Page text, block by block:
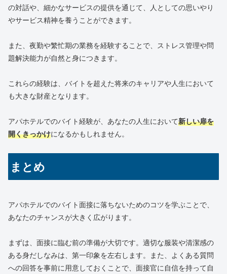
の対話や、細かなサービスの提供を通じて、人としての思いやり
やサービス精神を養うことができます。
また、夜勤や繁忙期の業務を経験することで、ストレス管理や問
題解決能力が自然と身につきます。
これらの経験は、バイトを超えた将来のキャリアや人生において
も大きな財産となります。
アパホテルでのバイト経験が、あなたの人生において新しい扉を
開くきっかけになるかもしれません。
まとめ
アパホテルでのバイト面接に落ちないためのコツを学ぶことで、
あなたのチャンスが大きく広がります。
まずは、面接に臨む前の準備が大切です。適切な服装や清潔感の
ある身だしなみは、第一印象を左右します。また、よくある質問
への回答を事前に用意しておくことで、面接官に自信を持って自